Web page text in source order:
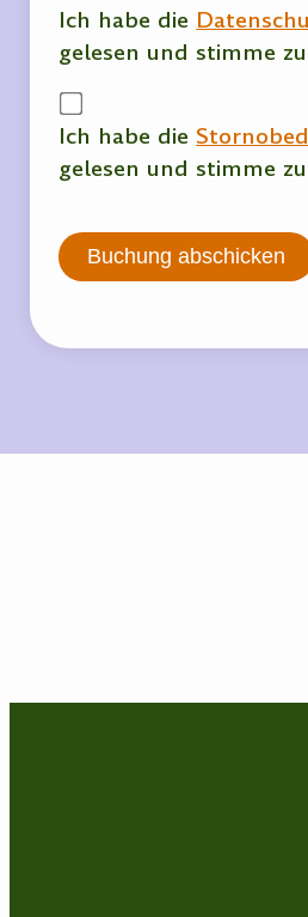
Ich habe die
gelesen und stimme
Ich habe die
gelesen und stimme
Buchung abschicken